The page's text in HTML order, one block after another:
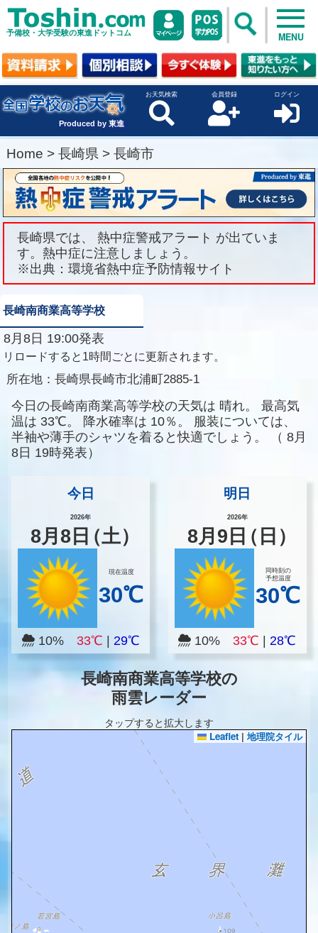
予備校・大学受験の東進ドットコム MENU
Produced by 東進
お天気検索 会員登録 ログイン
Home > 長崎県 > 長崎市
長崎県では、 熱中症警戒アラート が出ていま
す。熱中症に注意しましょう。
※出典：環境省熱中症予防情報サイト
長崎南商業高等学校
8月8日 19:00発表
リロードすると1時間ごとに更新されます。
所在地： 長崎県長崎市北浦町2885-1
今日の長崎南商業高等学校の天気は 晴れ。
最高気
温は 33℃。 降水確率は 10％。
服装については、
半袖や薄手のシャツを着ると快適でしょう。
（ 8月
8日 19時発表）
今日
2026年
8月8 日（土）
現在温度
30℃
10% 33℃ 29℃
明日
2026年
8月 9 日（日）
同時刻の
予想温度
30℃
10%33℃ |28℃
長崎南商業高等学校の
雨雲レーダー
タップすると拡大します
Leaflet | 地理院タイル